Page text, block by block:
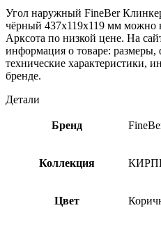
Угол наружный FineBer
чёрный 437х119х119 мм можно
Арксота по низкой цене. На
информация о товаре:
технические характеристики,
бренде.
Детали
Бренд
Коллекция
Цвет